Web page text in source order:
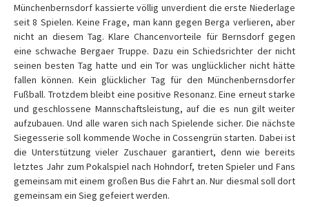
Münchenbernsdorf kassierte völlig unverdient die erste Niederlage
seit 8 Spielen. Keine Frage, man kann gegen Berga verlieren, aber
nicht an diesem Tag. Klare Chancenvorteile für Bernsdorf gegen
eine schwache Bergaer Truppe. Dazu ein Schiedsrichter der nicht
seinen besten Tag hatte und ein Tor was unglücklicher nicht hätte
fallen können. Kein glücklicher Tag für den Münchenbernsdorfer
Fußball. Trotzdem bleibt eine positive Resonanz. Eine erneut starke
und geschlossene Mannschaftsleistung, auf die es nun gilt weiter
aufzubauen. Und alle waren sich nach Spielende sicher. Die nächste
Siegesserie soll kommende Woche in Cossengrün starten. Dabei ist
die Unterstützung vieler Zuschauer garantiert, denn wie bereits
letztes Jahr zum Pokalspiel nach Hohndorf, treten Spieler und Fans
gemeinsam mit einem großen Bus die Fahrt an. Nur diesmal soll dort
gemeinsam ein Sieg gefeiert werden.